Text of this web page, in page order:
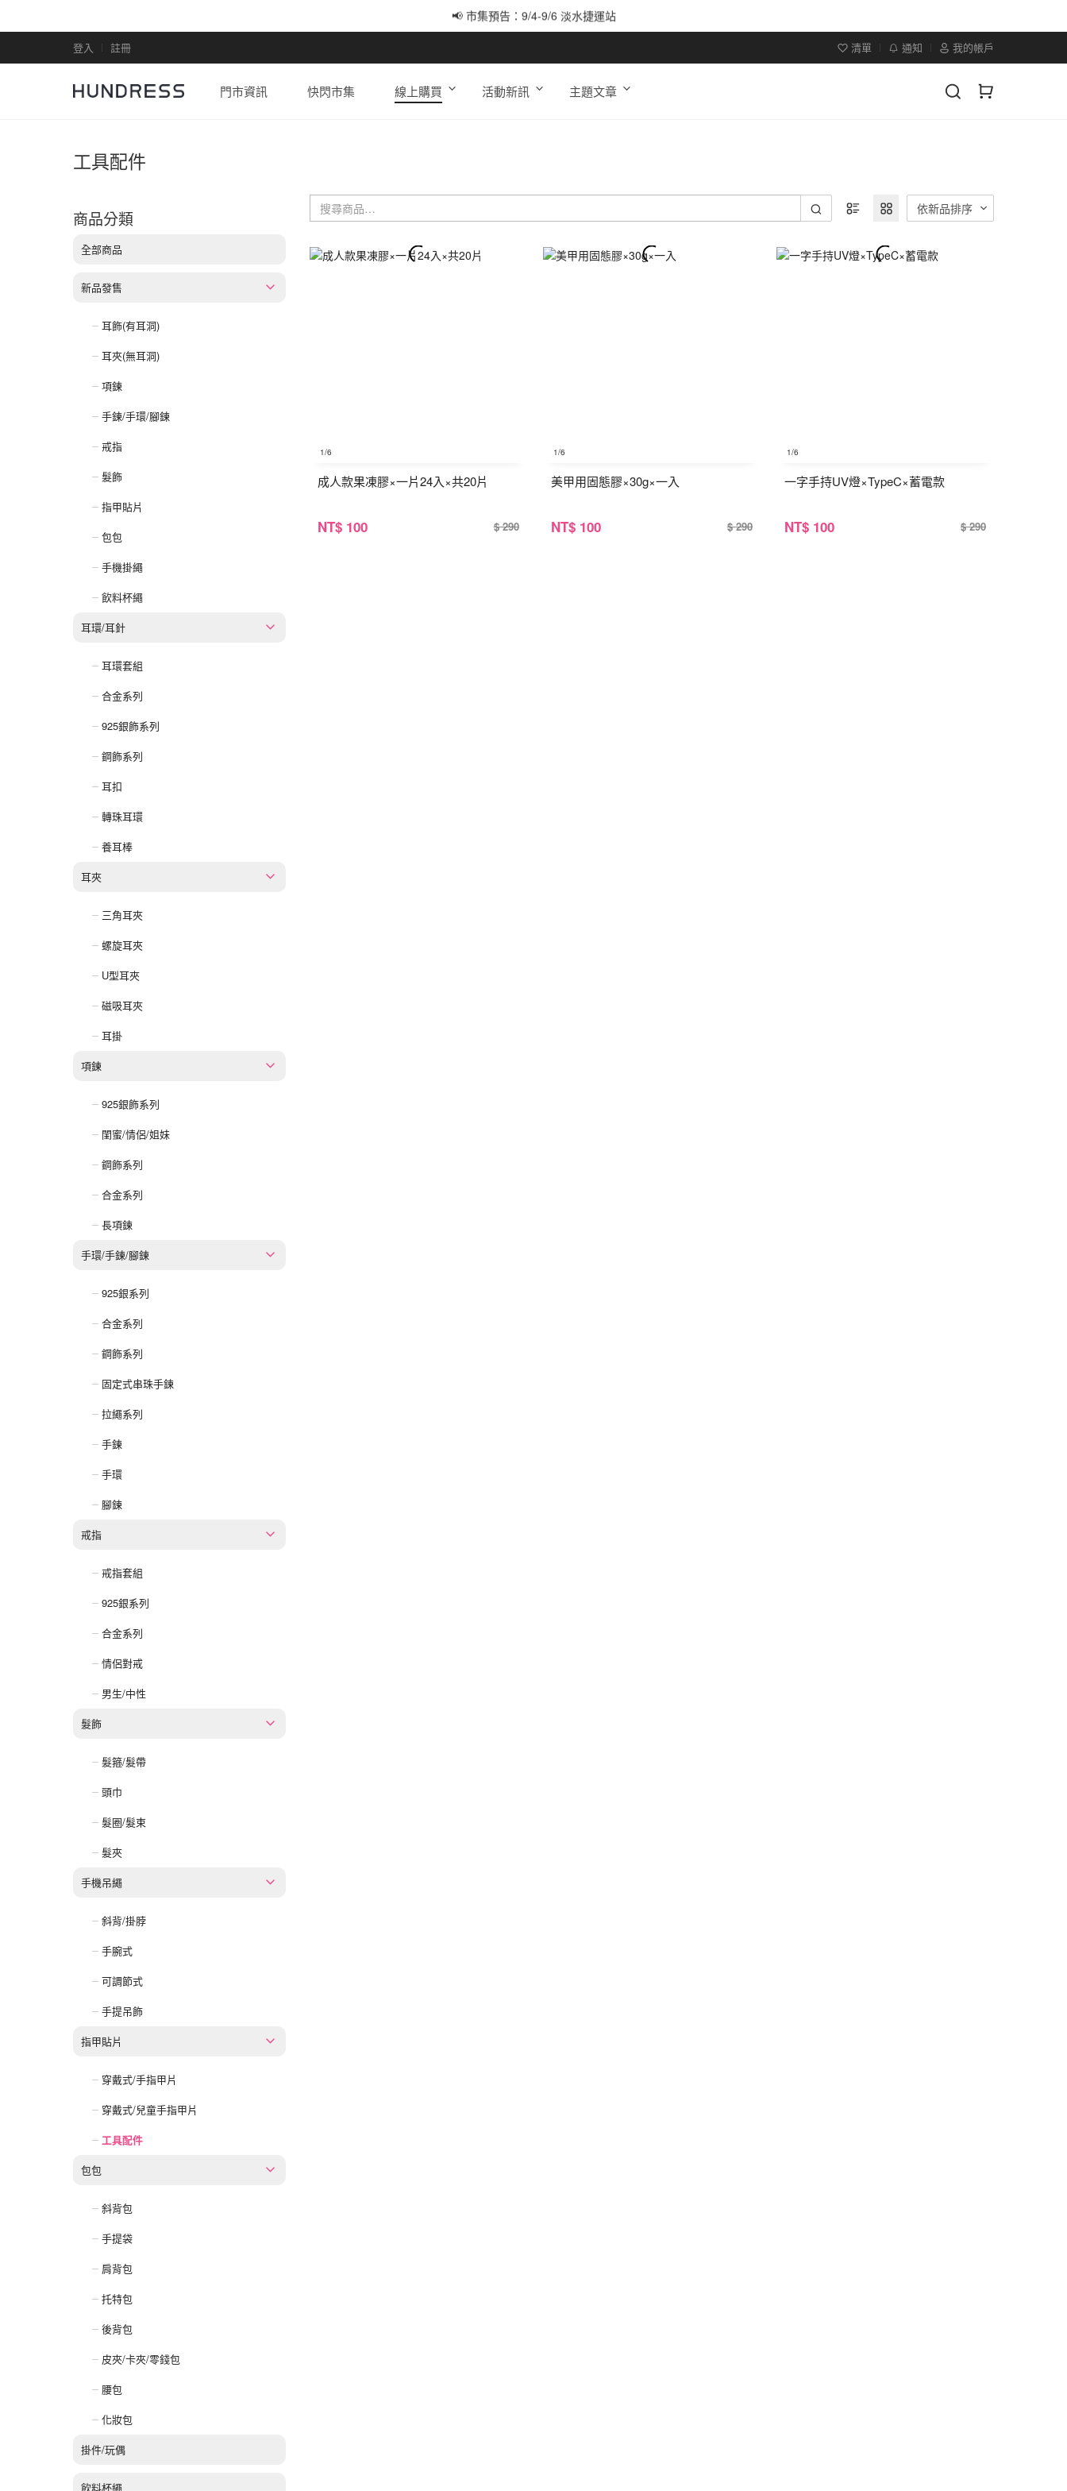
📢 市集預告：9/12-9/13 八里海巡基地
登入 註冊 清單 通知 我的帳戶
門市資訊 快閃市集 線上購買 活動新訊 主題文章
工具配件
商品分類
全部商品
新品發售
耳飾(有耳洞)
耳夾(無耳洞)
項鍊
手鍊/手環/腳鍊
戒指
髮飾
指甲貼片
包包
手機掛繩
飲料杯繩
耳環/耳針
耳環套組
合金系列
925銀飾系列
鋼飾系列
耳扣
轉珠耳環
養耳棒
耳夾
三角耳夾
螺旋耳夾
U型耳夾
磁吸耳夾
耳掛
項鍊
925銀飾系列
閨蜜/情侶/姐妹
鋼飾系列
合金系列
長項鍊
手環/手鍊/腳鍊
925銀系列
合金系列
鋼飾系列
固定式串珠手鍊
拉繩系列
手鍊
手環
腳鍊
戒指
戒指套組
925銀系列
合金系列
情侶對戒
男生/中性
髮飾
髮箍/髮帶
頭巾
髮圈/髮束
髮夾
手機吊繩
斜背/掛脖
手腕式
可調節式
手提吊飾
指甲貼片
穿戴式/手指甲片
穿戴式/兒童手指甲片
工具配件
包包
斜背包
手提袋
肩背包
托特包
後背包
皮夾/卡夾/零錢包
腰包
化妝包
掛件/玩偶
飲料杯繩
依新品排序
1/6
成人款果凍膠×一片24入×共20片
NT$ 100 $ 290
1/6
美甲用固態膠×30g×一入
NT$ 100 $ 290
1/6
一字手持UV燈×TypeC×蓄電款
NT$ 100 $ 290